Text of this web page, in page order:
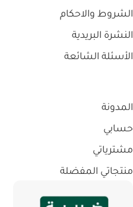
الشروط والاحكام
النشرة البريدية
الأسئلة الشائعة
المدونة
حسابي
مشترياتي
منتجاتي المفضلة